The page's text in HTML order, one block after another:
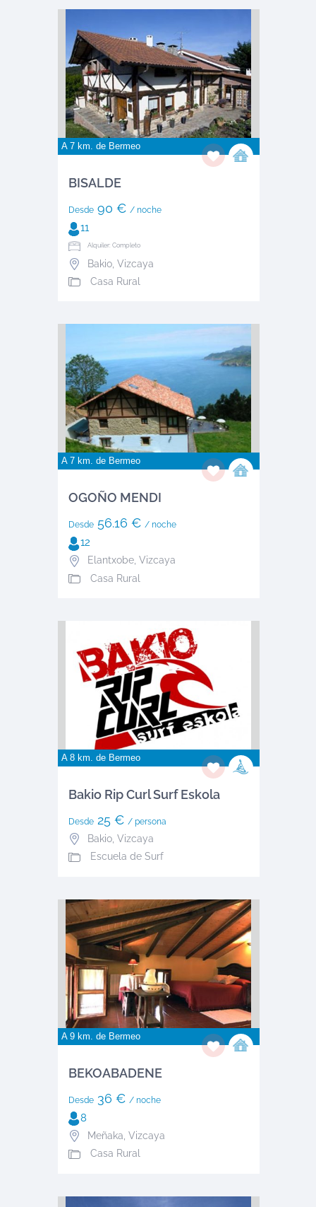
A 7 km. de Bermeo
BISALDE
Desde90 € / noche
11
Alquiler: Completo
Bakio, Vizcaya
Casa Rural
A 7 km. de Bermeo
OGOÑO MENDI
Desde56.16 € / noche
12
Elantxobe, Vizcaya
Casa Rural
A 8 km. de Bermeo
Bakio Rip Curl Surf Eskola
Desde25 € / persona
Bakio, Vizcaya
Escuela de Surf
A 9 km. de Bermeo
BEKOABADENE
Desde36 € / noche
8
Meñaka Vizcaya
Casa Rural